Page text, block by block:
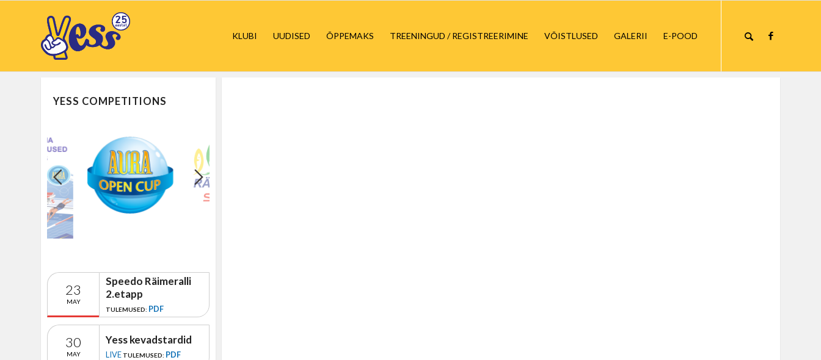
KLUBI UUDISED ÕPPEMAKS TREENINGUD / REGISTREERIMINE VÕISTLUSED GALERII E-POOD
YESS COMPETITIONS
23
MAY
Speedo Räimeralli
2.etapp
TULEMUSED: PDF
30
MAY
Yess kevadstardid
LIVE TULEMUSED: PDF